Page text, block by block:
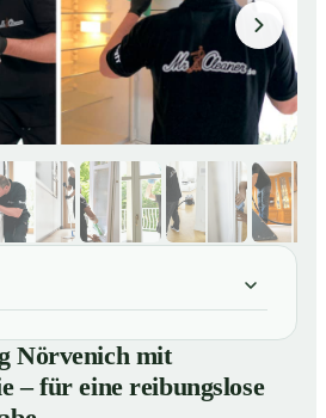
mit Abnahmegarantie –
Wohnungsübergabe
im Überblick
Nörvenich mit
– für eine reibungslose